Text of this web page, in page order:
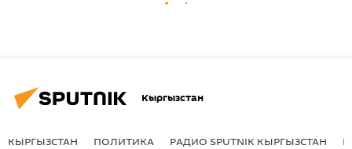
Кыргызстан
КЫРГЫЗСТАН ПОЛИТИКА РАДИО SPUTNIK КЫРГЫЗСТАН